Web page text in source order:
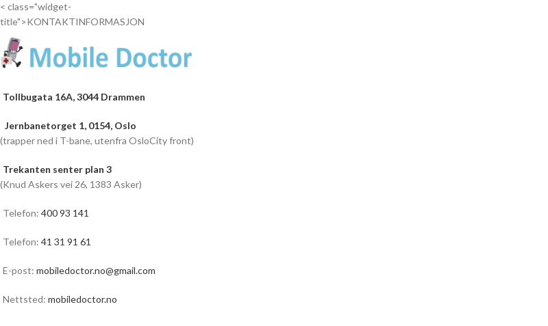
< class="widget-
title">KONTAKTINFORMASJON
Tollbugata 16A, 3044 Drammen
Jernbanetorget 1, 0154, Oslo
(trapper ned i T-bane, utenfra OsloCity front)
Trekanten senter plan 3
(Knud Askers vei 26, 1383 Asker)
Telefon: 400 93 141
Telefon: 41 31 91 61
E-post: mobiledoctor.no@gmail.com
Nettsted: mobiledoctor.no